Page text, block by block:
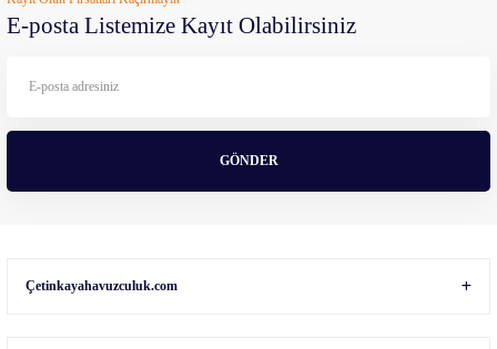
Ürün açıklamasında eksik bilgiler bulunuyor.
Ürün fiyatı diğer sitelerden daha pahalı.
E-posta Listemize Kayıt Olabilirsiniz
GÖNDER
Çetinkayahavuzculuk.com